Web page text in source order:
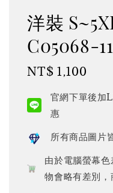
洋裝
C05068-
Regular
NT$ 1,100
官網下單後加
惠
所有商品圖片
由於電腦螢幕
物會略有差別